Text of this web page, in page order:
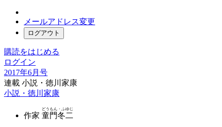
メールアドレス変更
ログアウト
購読をはじめる
ログイン
2017年6月号
連載 小説・徳川家康
小説・徳川家康
作家 童門冬二
どうもん・ふゆじ